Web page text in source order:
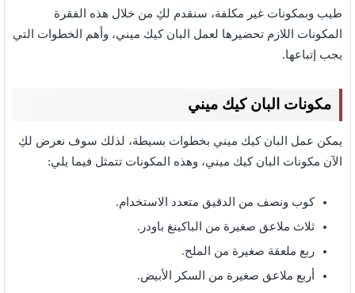
طيب وبمكونات غير مكلفة، سنقدم لكِ من خلال هذه الفقرة
المكونات اللازم تحضيرها لعمل البان كيك ميني، وأهم الخطوات التي
يجب إتباعها.
مكونات البان كيك ميني
يمكن عمل البان كيك ميني بخطوات بسيطة، لذلك سوف نعرض لكِ
الآن مكونات البان كيك ميني، وهذه المكونات تتمثل فيما يلي:
كوب ونصف من الدقيق متعدد الاستخدام.
ثلاث ملاعق صغيرة من الباكينغ باودر.
ربع ملعقة صغيرة من الملح.
أربع ملاعق صغيرة من السكر الأبيض.